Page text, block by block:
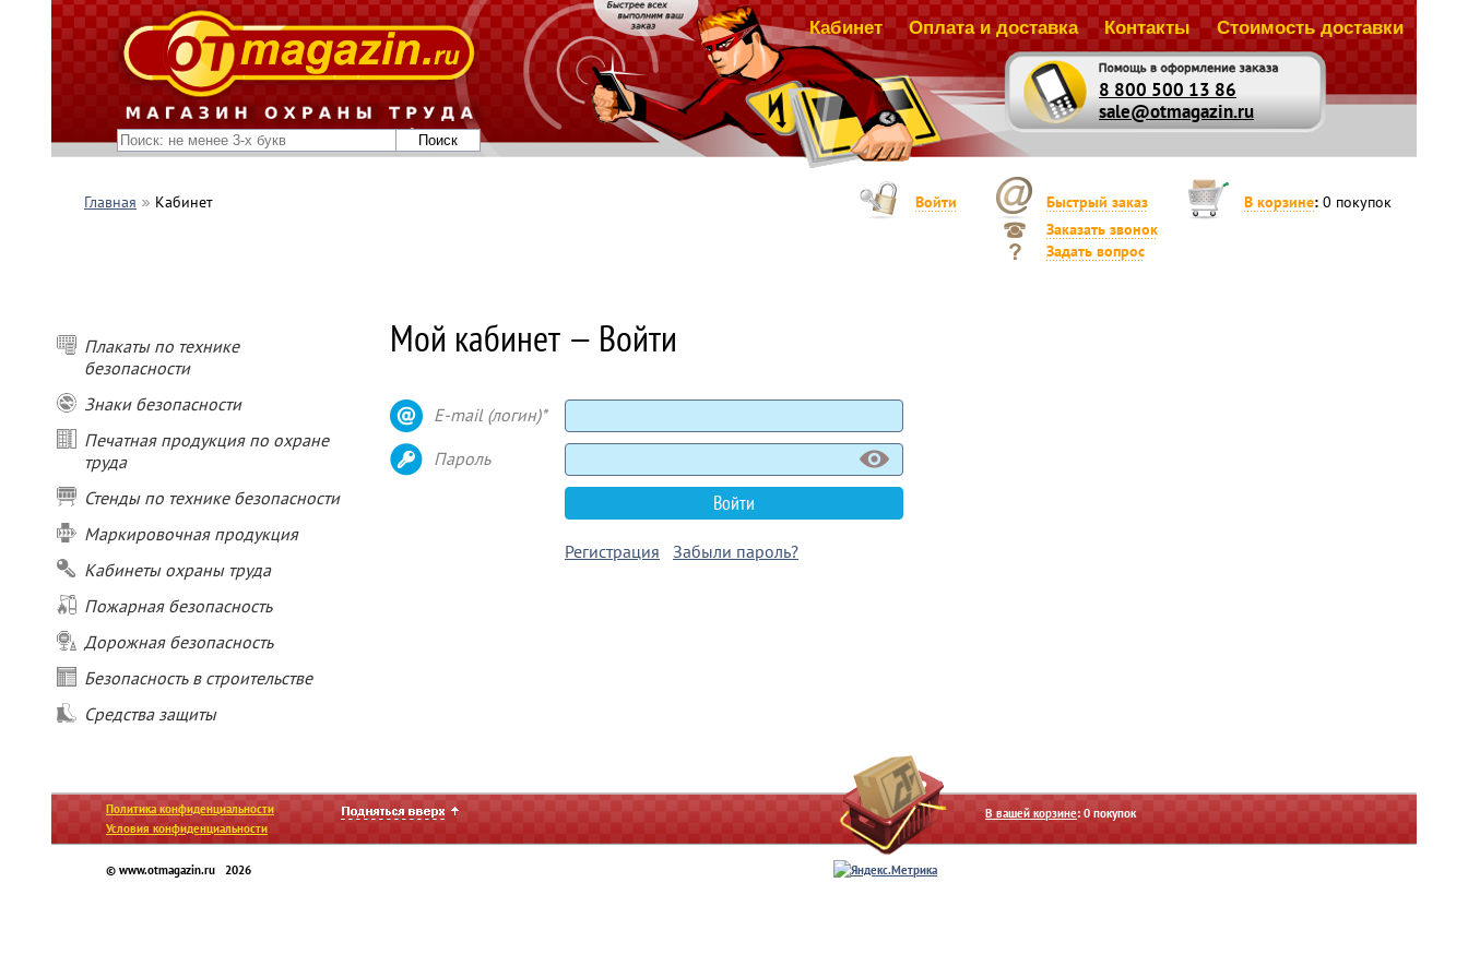
8 800 500 13 86
sale@otmagazin.ru
Кабинет Оплата и доставка Контакты Стоимость доставки
Главная Кабинет Войти Быстрый заказ В корзине: 0 покупок
Заказать звонок
Задать вопрос
Плакаты по технике
безопасности
Знаки безопасности
Печатная продукция по охране
труда
Стенды по технике безопасности
Маркировочная продукция
Кабинеты охраны труда
Пожарная безопасность
Дорожная безопасность
Безопасность в строительстве
Средства защиты
Мой кабинет — Войти
E-mail (логин)*
Пароль
Войти
Регистрация Забыли пароль?
Политика конфиденциальности
Условия конфиденциальности
В вашей корзине: 0 покупок
© www.otmagazin.ru 2026